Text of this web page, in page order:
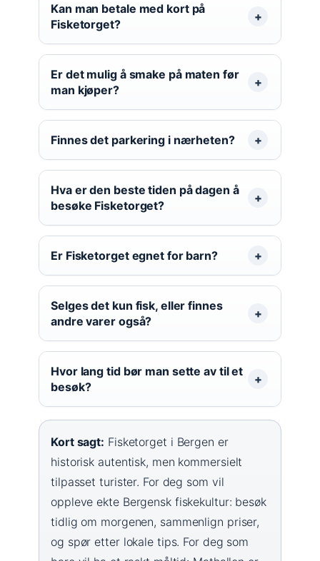
Kan man betale med kort på
Fisketorget?
Er det mulig å smake på maten før
man kjøper?
Finnes det parkering i nærheten?
Hva er den beste tiden på dagen å
besøke Fisketorget?
Er Fisketorget egnet for barn?
Selges det kun fisk, eller finnes
andre varer også?
Hvor lang tid bør man sette av til et
besøk?
Kort sagt: Fisketorget i Bergen er
historisk autentisk, men kommersielt
tilpasset turister. For deg som vil
oppleve ekte Bergensk fiskekultur: besøk
tidlig om morgenen, sammenlign priser,
og spør etter lokale tips. For deg som